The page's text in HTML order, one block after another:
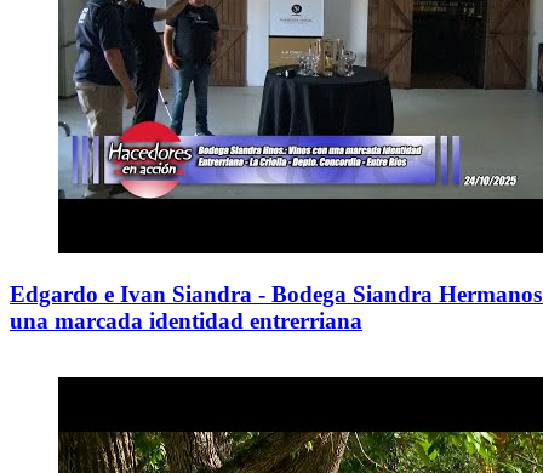
Edgardo e Ivan Siandra - Bodega Siandra
una marcada identidad entrerriana